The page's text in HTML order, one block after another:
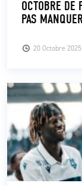
CLUB
ACTUALITÉS
LS E-SHOP
L’APP DU LS
LS ACADEMY CAMPS
20 Octobre 2025
OCTOBRE
PAS MANQUER